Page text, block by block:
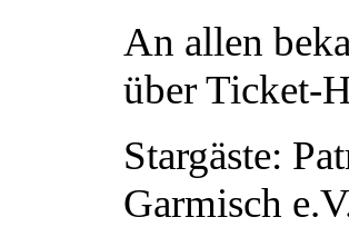
An allen
über Ticket-
Stargäste:
Garmisch